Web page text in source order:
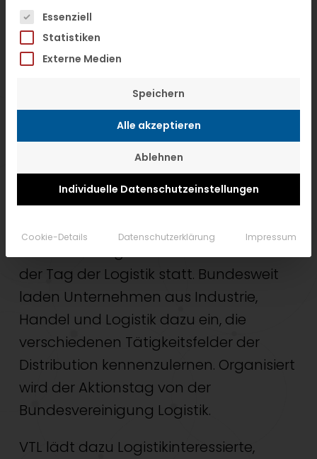
Fulda. Auf einer Grundfläche von 37.000
m² liegt die über 7.000 m² große
Umschlaghalle mit ihren 107 Toren und
Stückgutsystems. Von dort aus vernetzt
VTL über 125 mittelständische
Cargounternehmen zu einem
umfassenden und intelligenten, durch
modernste IT unterstützten
der Tag der Logistik statt. Bundesweit
laden Unternehmen aus Industrie,
Handel und Logistik dazu ein, die
verschiedenen Tätigkeitsfelder der
Distribution kennenzulernen. Organisiert
wird der Aktionstag von der
Bundesvereinigung Logistik.
VTL lädt dazu Logistikinteressierte,
Es folgt eine Liste der Service-Gruppen,
Essenziell
Statistiken
Externe Medien
Speichern
Alle akzeptieren
Ablehnen
Individuelle Datenschutzeinstellungen
Cookie-Details Datenschutzerklärung Impressum